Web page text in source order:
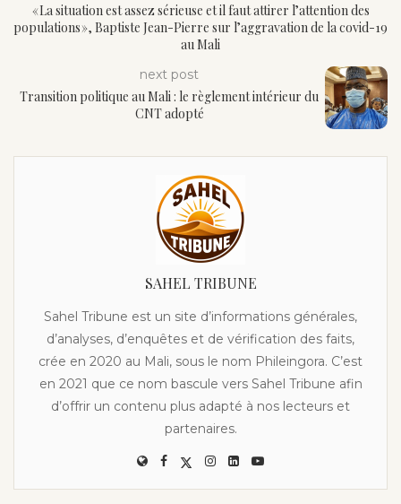
« La situation est assez sérieuse et il faut attirer l’attention des
populations », Baptiste Jean-Pierre sur l’aggravation de la covid-19
au Mali
next post
Transition politique au Mali : le règlement intérieur du
CNT adopté
SAHEL TRIBUNE
Sahel Tribune est un site d’informations générales,
d’analyses, d’enquêtes et de vérification des faits,
crée en 2020 au Mali, sous le nom Phileingora. C’est
en 2021 que ce nom bascule vers Sahel Tribune afin
d’offrir un contenu plus adapté à nos lecteurs et
partenaires.